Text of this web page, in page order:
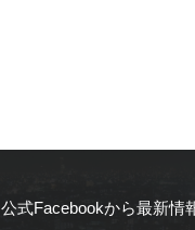
公式Facebookから最新情